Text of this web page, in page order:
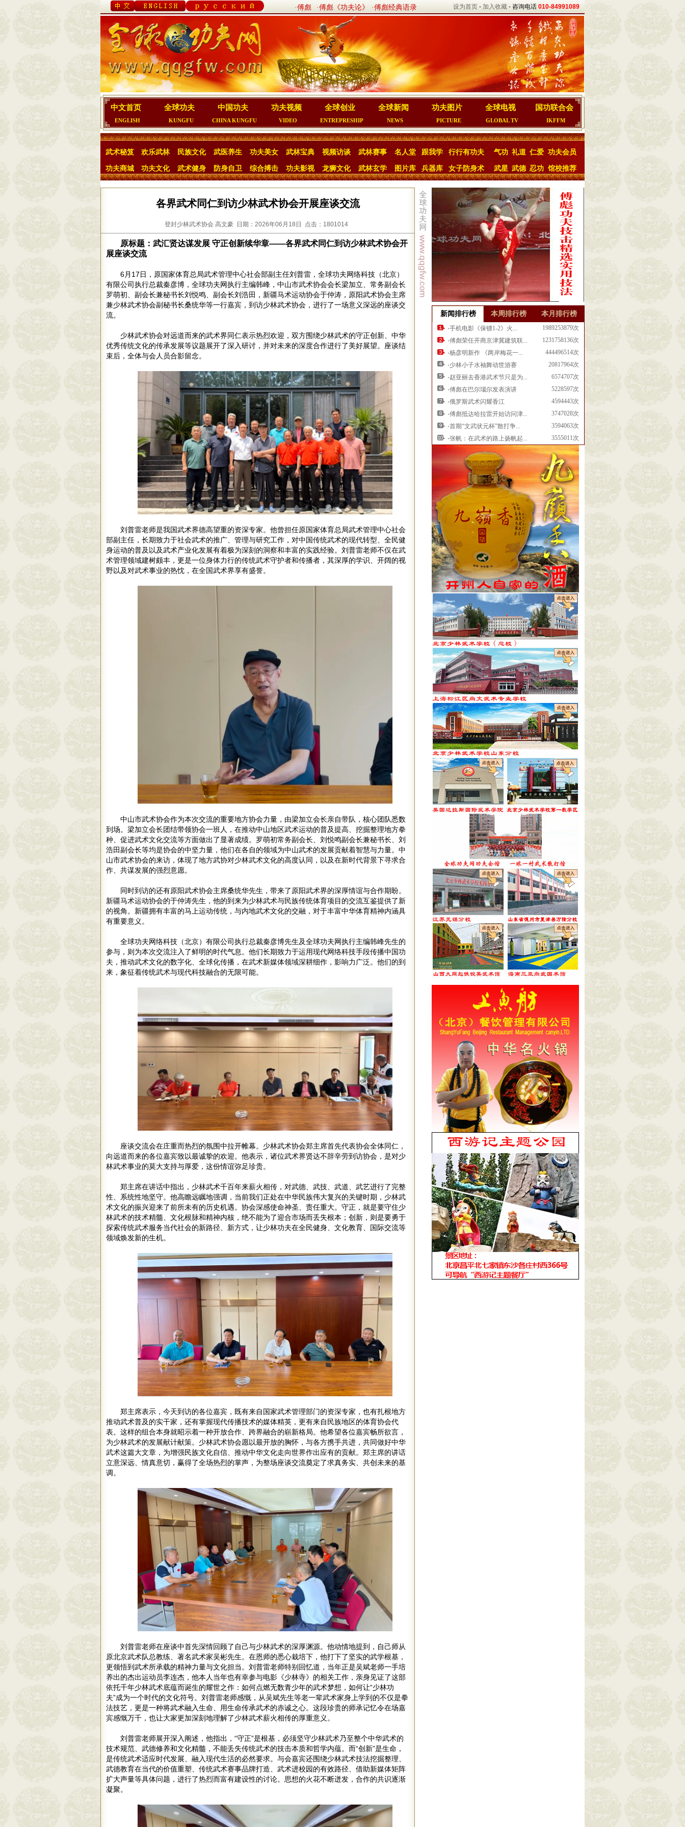
·傅彪 ·傅彪《功夫论》 ·傅彪经典语录 设为首页 - 加入收藏 - 咨询电话 010-84991089
中文首页
ENGLISH
全球功夫
KUNGFU
中国功夫
CHINA KUNGFU
功夫视频
VIDEO
全球创业
ENTREPRESHIP
全球新闻
NEWS
功夫图片
PICTURE
全球电视
GLOBAL TV
国功联合会
IKFFM
武术秘笈 欢乐武林 民族文化 武医养生 功夫美女 武林宝典 视频访谈 武林赛事 名人堂 跟我学 行行有功夫 气功 礼道 仁爱 功夫会员
功夫商城 功夫文化 武术健身 防身自卫 综合搏击 功夫影视 龙狮文化 武林玄学 图片库 兵器库 女子防身术 武星 武德 忍功 馆校推荐
各界武术同仁到访少林武术协会开展座谈交流
登封少林武术协会 高文豪 日期：2026年06月18日 点击：1801014
原标题：武汇贤达谋发展 守正创新续华章——各界武术同仁到访少林武术协会开
展座谈交流
6月17日，原国家体育总局武术管理中心社会部副主任刘普雷，全球功夫网络科技（北京）
有限公司执行总裁秦彦博，全球功夫网执行主编韩峰，中山市武术协会会长梁加立、常务副会长
罗萌初、副会长兼秘书长刘悦鸣、副会长刘浩田，新疆马术运动协会于仲涛，原阳武术协会主席
兼少林武术协会副秘书长桑统华等一行嘉宾，到访少林武术协会，进行了一场意义深远的座谈交
流。
少林武术协会对远道而来的武术界同仁表示热烈欢迎，双方围绕少林武术的守正创新、中华
优秀传统文化的传承发展等议题展开了深入研讨，并对未来的深度合作进行了美好展望。座谈结
束后，全体与会人员合影留念。
刘普雷老师是我国武术界德高望重的资深专家。他曾担任原国家体育总局武术管理中心社会
部副主任，长期致力于社会武术的推广、管理与研究工作，对中国传统武术的现代转型、全民健
身运动的普及以及武术产业化发展有着极为深刻的洞察和丰富的实践经验。刘普雷老师不仅在武
术管理领域建树颇丰，更是一位身体力行的传统武术守护者和传播者，其深厚的学识、开阔的视
野以及对武术事业的热忱，在全国武术界享有盛誉。
中山市武术协会作为本次交流的重要地方协会力量，由梁加立会长亲自带队，核心团队悉数
到场。梁加立会长团结带领协会一班人，在推动中山地区武术运动的普及提高、挖掘整理地方拳
种、促进武术文化交流等方面做出了显著成绩。罗萌初常务副会长、刘悦鸣副会长兼秘书长、刘
浩田副会长等均是协会的中坚力量，他们在各自的领域为中山武术的发展贡献着智慧与力量。中
山市武术协会的来访，体现了地方武协对少林武术文化的高度认同，以及在新时代背景下寻求合
作、共谋发展的强烈意愿。
同时到访的还有原阳武术协会主席桑统华先生，带来了原阳武术界的深厚情谊与合作期盼。
新疆马术运动协会的于仲涛先生，他的到来为少林武术与民族传统体育项目的交流互鉴提供了新
的视角。新疆拥有丰富的马上运动传统，与内地武术文化的交融，对于丰富中华体育精神内涵具
有重要意义。
全球功夫网络科技（北京）有限公司执行总裁秦彦博先生及全球功夫网执行主编韩峰先生的
参与，则为本次交流注入了鲜明的时代气息。他们长期致力于运用现代网络科技手段传播中国功
夫，推动武术文化的数字化、全球化传播，在武术新媒体领域深耕细作，影响力广泛。他们的到
来，象征着传统武术与现代科技融合的无限可能。
座谈交流会在庄重而热烈的氛围中拉开帷幕。少林武术协会郑主席首先代表协会全体同仁，
向远道而来的各位嘉宾致以最诚挚的欢迎。他表示，诸位武术界贤达不辞辛劳到访协会，是对少
林武术事业的莫大支持与厚爱，这份情谊弥足珍贵。
郑主席在讲话中指出，少林武术千百年来薪火相传，对武德、武技、武道、武艺进行了完整
性、系统性地坚守。他高瞻远瞩地强调，当前我们正处在中华民族伟大复兴的关键时期，少林武
术文化的振兴迎来了前所未有的历史机遇。协会深感使命神圣、责任重大。守正，就是要守住少
林武术的技术精髓、文化根脉和精神内核，绝不能为了迎合市场而丢失根本；创新，则是要勇于
探索传统武术服务当代社会的新路径、新方式，让少林功夫在全民健身、文化教育、国际交流等
领域焕发新的生机。
郑主席表示，今天到访的各位嘉宾，既有来自国家武术管理部门的资深专家，也有扎根地方
推动武术普及的实干家，还有掌握现代传播技术的媒体精英，更有来自民族地区的体育协会代
表。这样的组合本身就昭示着一种开放合作、跨界融合的崭新格局。他希望各位嘉宾畅所欲言，
为少林武术的发展献计献策。少林武术协会愿以最开放的胸怀，与各方携手共进，共同做好中华
武术这篇大文章，为增强民族文化自信、推动中华文化走向世界作出应有的贡献。郑主席的讲话
立意深远、情真意切，赢得了全场热烈的掌声，为整场座谈交流奠定了求真务实、共创未来的基
调。
刘普雷老师在座谈中首先深情回顾了自己与少林武术的深厚渊源。他动情地提到，自己师从
原北京武术队总教练、著名武术家吴彬先生。在恩师的悉心栽培下，他打下了坚实的武学根基，
更领悟到武术所承载的精神力量与文化担当。刘普雷老师特别回忆道，当年正是吴斌老师一手培
养出的杰出运动员李连杰，他本人当年也有幸参与电影《少林寺》的相关工作，亲身见证了这部
依托千年少林武术底蕴而诞生的耀世之作：如何点燃无数青少年的武术梦想，如何让“少林功
夫”成为一个时代的文化符号。刘普雷老师感慨，从吴斌先生等老一辈武术家身上学到的不仅是拳
法技艺，更是一种将武术融入生命、用生命传承武术的赤诚之心。这段珍贵的师承记忆令在场嘉
宾感慨万千，也让大家更加深刻地理解了少林武术薪火相传的厚重意义。
刘普雷老师展开深入阐述，他指出，“守正”是根基，必须坚守少林武术乃至整个中华武术的
技术规范、武德修养和文化精髓，不能丢失传统武术的技击本质和哲学内蕴。而“创新”是生命，
是传统武术适应时代发展、融入现代生活的必然要求。与会嘉宾还围绕少林武术技法挖掘整理、
武德教育在当代的价值重塑、传统武术赛事品牌打造、武术进校园的有效路径、借助新媒体矩阵
扩大声量等具体问题，进行了热烈而富有建设性的讨论。思想的火花不断迸发，合作的共识逐渐
凝聚。
新闻排行榜 本周排行榜 本月排行榜
·手机电影《保镖1-2》火...
1989253879次
·傅彪荣任开商京津冀建筑联...
1231758136次
·杨彦明新作 《两岸梅花一...
444496514次
·少林小子水袖舞动世游赛
20817964次
·赵亚丽去香港武术节只是为...
6574707次
·傅彪在巴尔瑙尔发表演讲
5228597次
·俄罗斯武术闪耀香江
4594443次
·傅彪抵达哈拉雷开始访问津...
3747028次
·首期“文武状元杯”散打争...
3594063次
·张帆：在武术的路上扬帆起... 3555011次